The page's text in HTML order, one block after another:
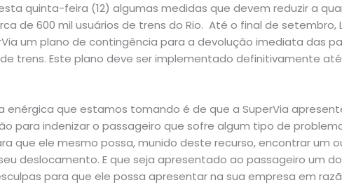
quinta-feira (12) algumas medidas que devem reduzir a
de 600 mil usuários de trens do Rio. Até o final de setembro,
um plano de contingência para a devolução imediata das
trens. Este plano deve ser implementado definitivamente
enérgica que estamos tomando é de que a SuperVia
para indenizar o passageiro que sofre algum tipo de
que ele mesmo possa, munido deste recurso, encontrar um
deslocamento. E que seja apresentado ao passageiro um
para que ele possa apresentar na sua empresa em